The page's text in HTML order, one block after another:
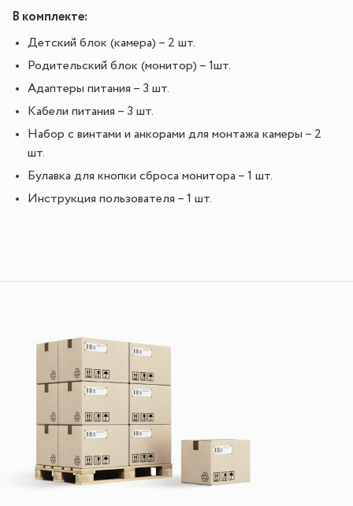
В комплекте:
Детский блок (камера) – 2 шт.
Родительский блок (монитор) – 1шт.
Адаптеры питания – 3 шт.
Кабели питания – 3 шт.
Набор с винтами и анкорами для монтажа камеры – 2
шт.
Булавка для кнопки сброса монитора – 1 шт.
Инструкция пользователя – 1 шт.